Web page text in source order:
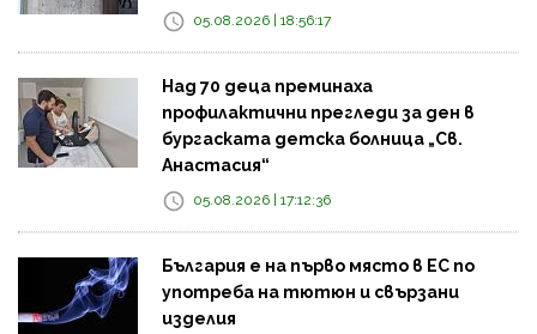
05.08.2026 | 18:56:17
Над 70 деца преминаха
профилактични прегледи за ден в
бургаската детска болница „Св.
Анастасия“
05.08.2026 | 17:12:36
България е на първо място в ЕС по
употреба на тютюн и свързани
изделия